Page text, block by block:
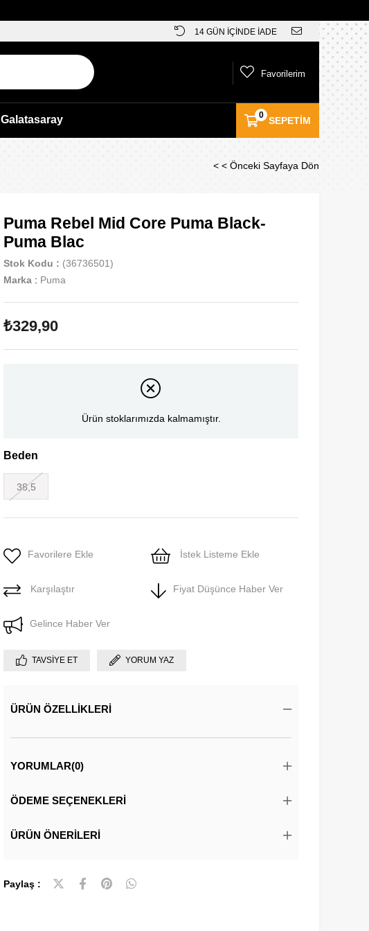
14 GÜN İÇİNDE İADE
SEPETIM
0
Favorilerim
Galatasaray
< < Önceki Sayfaya Dön
Puma Rebel Mid Core Puma Black-
Puma Blac
Stok Kodu
(36736501)
Marka : Puma
₺329,90
Ürün stoklarımızda kalmamıştır.
Beden
38,5
Favorilere Ekle İstek Listeme Ekle
Karşılaştır Fiyat Düşünce Haber Ver
Gelince Haber Ver
TAVSIYE ET YORUM YAZ
ÜRÜN ÖZELLIKLERI
YORUMLAR(0)
ÖDEME SEÇENEKLERI
ÜRÜN ÖNERILERI
Paylaş :